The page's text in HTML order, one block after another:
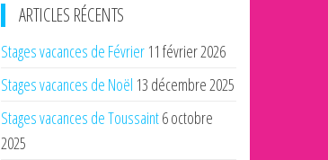
ARTICLES RÉCENTS
Stages vacances de Février 11 février 2026
Stages vacances de Noël 13 décembre 2025
Stages vacances de Toussaint6 octobre
2025